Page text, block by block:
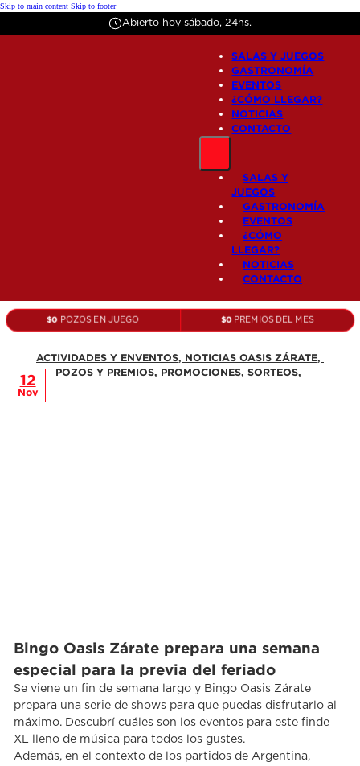
Skip to main content Skip to footer
Abierto hoy sábado, 24hs.
SALAS Y JUEGOS
GASTRONOMÍA
EVENTOS
¿CÓMO LLEGAR?
NOTICIAS
CONTACTO
SALAS Y
JUEGOS
GASTRONOMÍA
EVENTOS
¿CÓMO
LLEGAR?
NOTICIAS
CONTACTO
$0POZOS EN JUEGO $0PREMIOS DEL MES
ACTIVIDADES Y ENVENTOS, NOTICIAS OASIS ZÁRATE,
POZOS Y PREMIOS, PROMOCIONES, SORTEOS,
12
Nov
Bingo Oasis Zárate prepara una semana
especial para la previa del feriado
Se viene un fin de semana largo y Bingo Oasis Zárate
prepara una serie de shows para que puedas disfrutarlo al
máximo. Descubrí cuáles son los eventos para este finde
XL lleno de música para todos los gustes.
Además, en el contexto de los partidos de Argentina,